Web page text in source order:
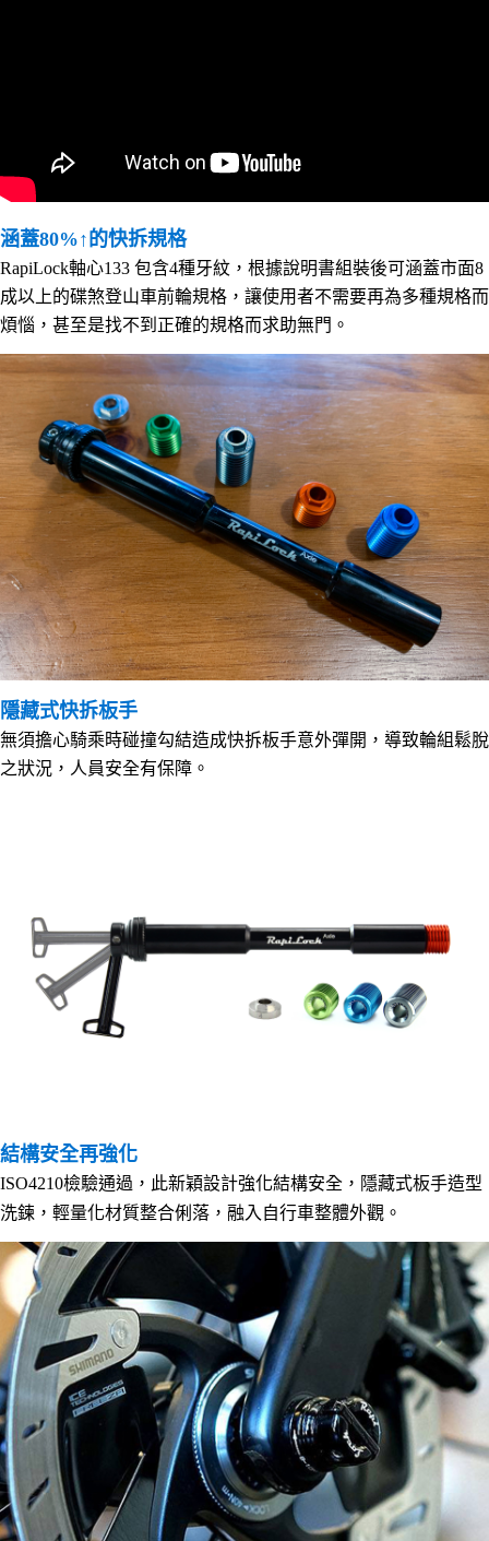
涵蓋80%↑的快拆規格
RapiLock軸心133 包含4種牙紋，根據說明書組裝後可涵蓋市面8
成以上的碟煞登山車前輪規格，讓使用者不需要再為多種規格而
煩惱，甚至是找不到正確的規格而求助無門。
隱藏式快拆板手
無須擔心騎乘時碰撞勾結造成快拆板手意外彈開，導致輪組鬆脫
之狀況，人員安全有保障。
結構安全再強化
ISO4210檢驗通過，此新穎設計強化結構安全，隱藏式板手造型
洗鍊，輕量化材質整合俐落，融入自行車整體外觀。